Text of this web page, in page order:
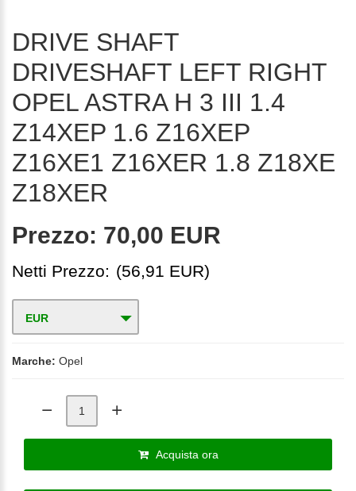
DRIVE SHAFT
DRIVESHAFT LEFT RIGHT
OPEL ASTRA H 3 III 1.4
Z14XEP 1.6 Z16XEP
Z16XE1 Z16XER 1.8 Z18XE
Z18XER
Prezzo: 70,00 EUR
Netti Prezzo: (56,91 EUR)
EUR
Marche: Opel
Acquista ora